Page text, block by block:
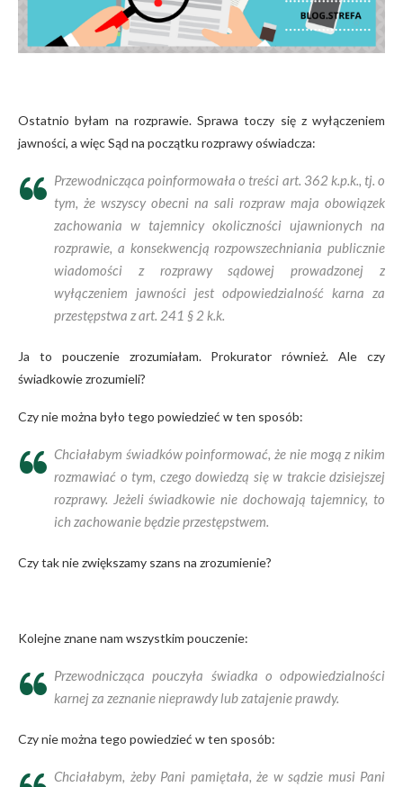
Ostatnio byłam na rozprawie. Sprawa toczy się z wyłączeniem
jawności, a więc Sąd na początku rozprawy oświadcza:
Przewodnicząca poinformowała o treści art. 362 k.p.k., tj. o
tym, że wszyscy obecni na sali rozpraw maja obowiązek
zachowania w tajemnicy okoliczności ujawnionych na
rozprawie, a konsekwencją rozpowszechniania publicznie
wiadomości z rozprawy sądowej prowadzonej z
wyłączeniem jawności jest odpowiedzialność karna za
przestępstwa z art. 241 § 2 k.k.
Ja to pouczenie zrozumiałam. Prokurator również. Ale czy
świadkowie zrozumieli?
Czy nie można było tego powiedzieć w ten sposób:
Chciałabym świadków poinformować, że nie mogą z nikim
rozmawiać o tym, czego dowiedzą się w trakcie dzisiejszej
rozprawy. Jeżeli świadkowie nie dochowają tajemnicy, to
ich zachowanie będzie przestępstwem.
Czy tak nie zwiększamy szans na zrozumienie?
Kolejne znane nam wszystkim pouczenie:
Przewodnicząca pouczyła świadka o odpowiedzialności
karnej za zeznanie nieprawdy lub zatajenie prawdy.
Czy nie można tego powiedzieć w ten sposób:
Chciałabym, żeby Pani pamiętała, że w sądzie musi Pani